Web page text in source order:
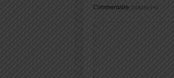
Commentaire (obligatoire)